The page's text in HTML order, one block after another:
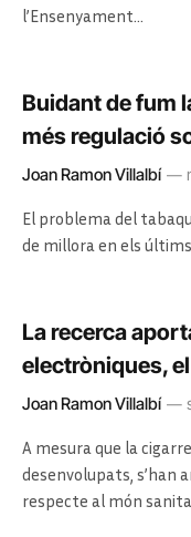
l’Ensenyament…
Buidant de fum
més regulació
Joan Ramon Villalbí
El problema del
de millora en els
La recerca
electròniques,
Joan Ramon Villalbí
A mesura que la
desenvolupats, s’han
respecte al món